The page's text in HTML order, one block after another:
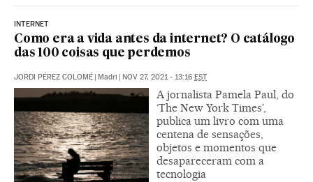
INTERNET
Como era a vida antes da internet? O catálogo
das 100 coisas que perdemos
JORDI PÉREZ COLOMÉ Madri NOV 27, 2021 - 13:16 EST
A jornalista Pamela Paul, do
‘The New York Times’,
publica um livro com uma
centena de sensações,
objetos e momentos que
desapareceram com a
tecnologia